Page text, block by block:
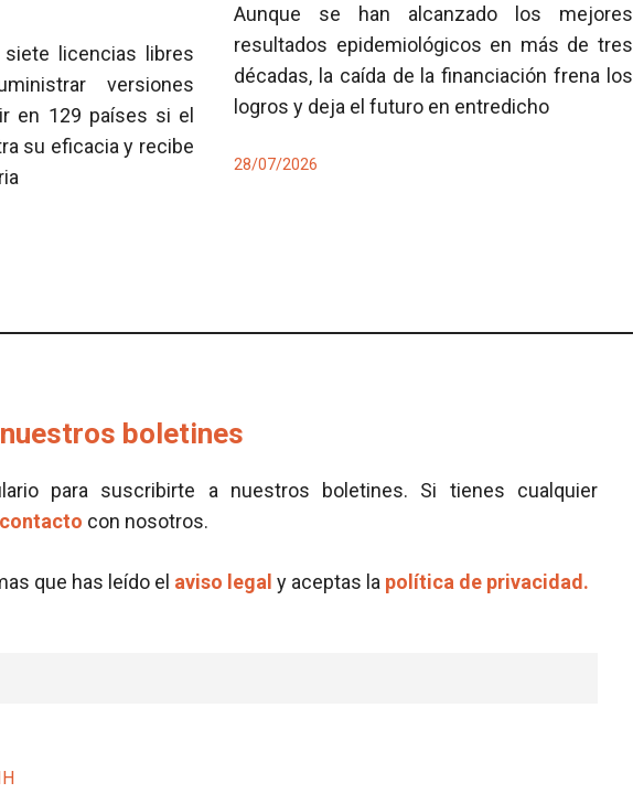
licencias libres
versiones
en 129 países si el
su eficacia y recibe
Aunque se han alcanzado los mejores
resultados epidemiológicos en más de tres
décadas, la caída de la financiación frena los
logros y deja el futuro en entredicho
28/07/2026
boletines
para suscribirte a nuestros boletines. Si tienes cualquier
contacto con nosotros.
que has leído el aviso legal y aceptas la política de privacidad.